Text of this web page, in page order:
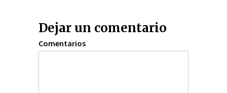
Dejar un comentario
Comentarios